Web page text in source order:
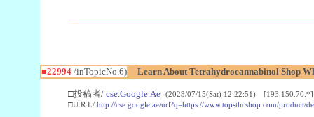
■22994/inTopicNo.6) Learn About Tetrahydrocannabinol Shop
□投稿者/ cse.Google.Ae -(2023/07/15(Sat) 12:22:51) [193.150.70.*]
□U R L/ http://cse.google.ae/url?q=https://www.topsthcshop.com/